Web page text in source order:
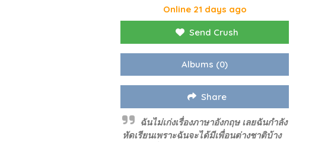
Online 21 days ago
Send Crush
Albums (0)
Share
ฉันไม่เก่งเรื่องภาษาอังกฤษ เลยฉันกำลัง
หัดเรียนเพราะฉันจะได้มีเพื่อนต่างชาติบ้าง